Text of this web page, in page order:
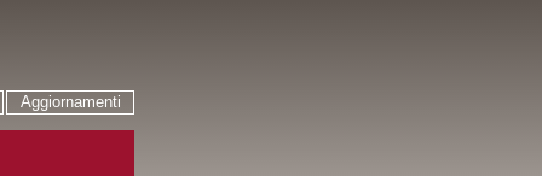
Aggiornamenti